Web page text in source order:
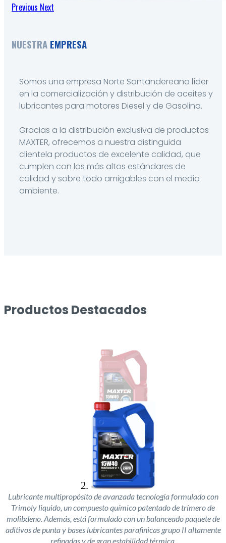
Previous Next
NUESTRA EMPRESA
Somos una empresa Norte Santandereana líder
en la comercialización y distribución de aceites y
lubricantes para motores Diesel y de Gasolina.
Gracias a la distribución exclusiva de productos
MAXTER, ofrecemos a nuestra distinguida
clientela productos de excelente calidad, que
cumplen con los más altos estándares de
calidad y sobre todo amigables con el medio
ambiente.
Productos Destacados
Lubricante multipropósito de avanzada tecnología formulado con
Trimoly liquido, un compuesto químico patentado de trímero de
molibdeno. Además, está formulado con un balanceado paquete de
aditivos de punta y bases lubricantes parafinicas grupo II altamente
refinadas y de gran estabilidad térmica.